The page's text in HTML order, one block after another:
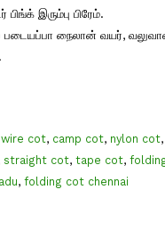
இரும்பு பிரேம்.
படையப்பா நைலான் வயர்,
wire cot, camp cot, nylon cot,
straight cot, tape cot,
, folding cot chennai